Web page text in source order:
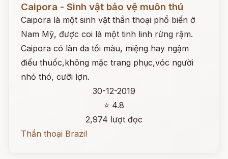
Caipora - Sinh vật bảo vệ muôn thú
Caipora là một sinh vật thần thoại phổ biến ở
Nam Mỹ, được coi là một tinh linh rừng rậm.
Caipora có làn da tối màu, miệng hay ngậm
điếu thuốc,không mặc trang phục,vóc người
nhỏ thó, cưỡi lợn.
30-12-2019
⭐ 4.8
2,974 lượt đọc
Thần thoại Brazil